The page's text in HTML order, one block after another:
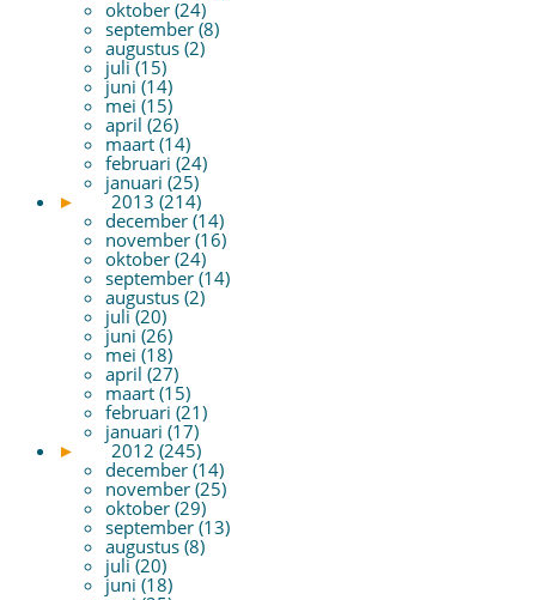
oktober (24)
september (8)
augustus (2)
juli (15)
juni (14)
mei (15)
april (26)
maart (14)
februari (24)
januari (25)
►
2013 (214)
december (14)
november (16)
oktober (24)
september (14)
augustus (2)
juli (20)
juni (26)
mei (18)
april (27)
maart (15)
februari (21)
januari (17)
►
2012 (245)
december (14)
november (25)
oktober (29)
september (13)
augustus (8)
juli (20)
juni (18)